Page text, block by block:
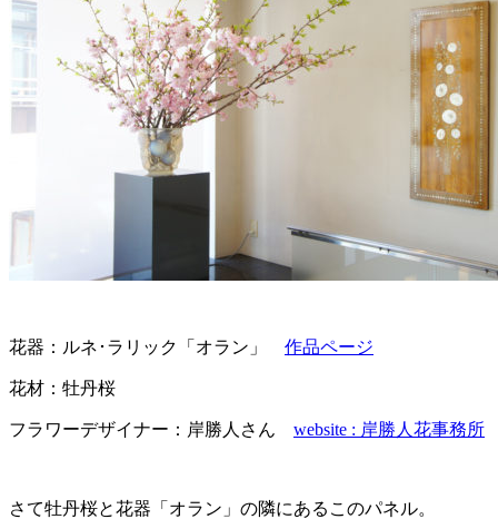
花器：ルネ･ラリック「オラン」 作品ページ
花材：牡丹桜
フラワーデザイナー：岸勝人さん website : 岸勝人花事務所
さて牡丹桜と花器「オラン」の隣にあるこのパネル。